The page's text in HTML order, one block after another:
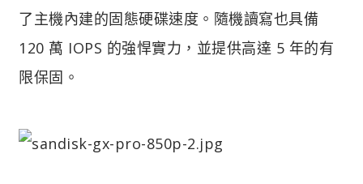
了主機內建的固態硬碟速度。隨機讀寫也具備
120 萬 IOPS 的強悍實力，並提供高達 5 年的有
限保固。